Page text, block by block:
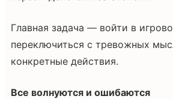
Главная задача — войти в
переключиться с тревожных
конкретные действия.
Все волнуются и ошибаются